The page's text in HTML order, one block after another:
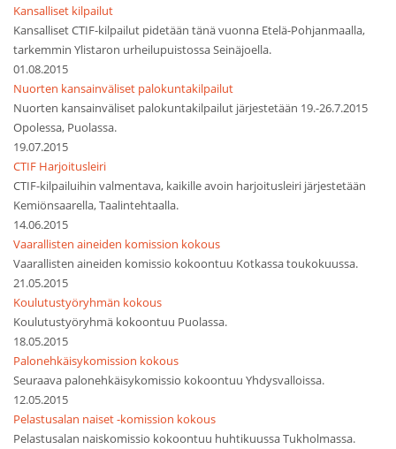
Kansalliset kilpailut
Kansalliset CTIF-kilpailut pidetään tänä vuonna Etelä-Pohjanmaalla,
tarkemmin Ylistaron urheilupuistossa Seinäjoella.
01.08.2015
Nuorten kansainväliset palokuntakilpailut
Nuorten kansainväliset palokuntakilpailut järjestetään 19.-26.7.2015
Opolessa, Puolassa.
19.07.2015
CTIF Harjoitusleiri
CTIF-kilpailuihin valmentava, kaikille avoin harjoitusleiri järjestetään
Kemiönsaarella, Taalintehtaalla.
14.06.2015
Vaarallisten aineiden komission kokous
Vaarallisten aineiden komissio kokoontuu Kotkassa toukokuussa.
21.05.2015
Koulutustyöryhmän kokous
Koulutustyöryhmä kokoontuu Puolassa.
18.05.2015
Palonehkäisykomission kokous
Seuraava palonehkäisykomissio kokoontuu Yhdysvalloissa.
12.05.2015
Pelastusalan naiset -komission kokous
Pelastusalan naiskomissio kokoontuu huhtikuussa Tukholmassa.